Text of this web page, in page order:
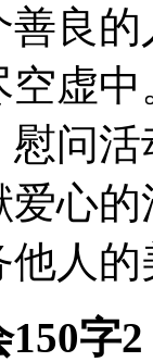
善良
空虚
问
心
人
字2